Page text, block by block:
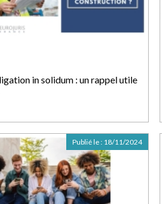
in solidum : un rappel utile
Publié le : 18/11/2024